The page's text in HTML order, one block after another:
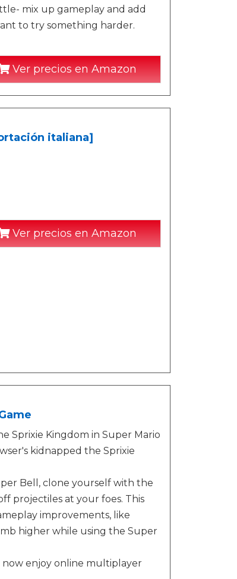
mix up gameplay and add
to try something harder.
Ver precios en Amazon
italiana]
Ver precios en Amazon
Sprixie Kingdom in Super Mario
kidnapped the Sprixie
Bell, clone yourself with the
projectiles at your foes. This
improvements, like
higher while using the Super
now enjoy online multiplayer